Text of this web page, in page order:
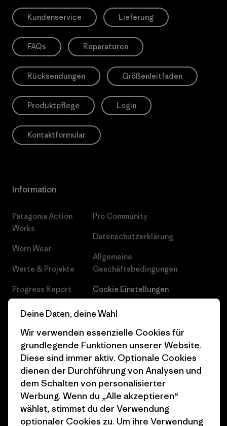
Kundenservice Lieferung
FAQs Reparaturen
Rücksendungen Größenleitfaden
Produktpflege Login
Kontaktformular
Information
Patagonia Action
Works
Worn Wear
Werte & Projekte
Progress Report
Business Unusual
Klimaziele
1% For The Planet
Wie wir finanzieren
Geschenkgutscheine
Stores in deiner
Nähe
Pro Community
Datenschutzerklärung
Allgemeine
Geschäftsbedingungen
Cookie Einstellungen
Karriere
Pressekontakt
Industry program
Affiliate-Programm
Patagonia Deutschland
Seitenverzeichnis
Deine Daten, deine Wahl
Wir verwenden essenzielle Cookies für
grundlegende Funktionen unserer Website.
Diese sind immer aktiv. Optionale Cookies
dienen der Durchführung von Analysen und
dem Schalten von personalisierter
Werbung. Wenn du „Alle akzeptieren“
wählst, stimmst du der Verwendung
optionaler Cookies zu. Um ihre Verwendung